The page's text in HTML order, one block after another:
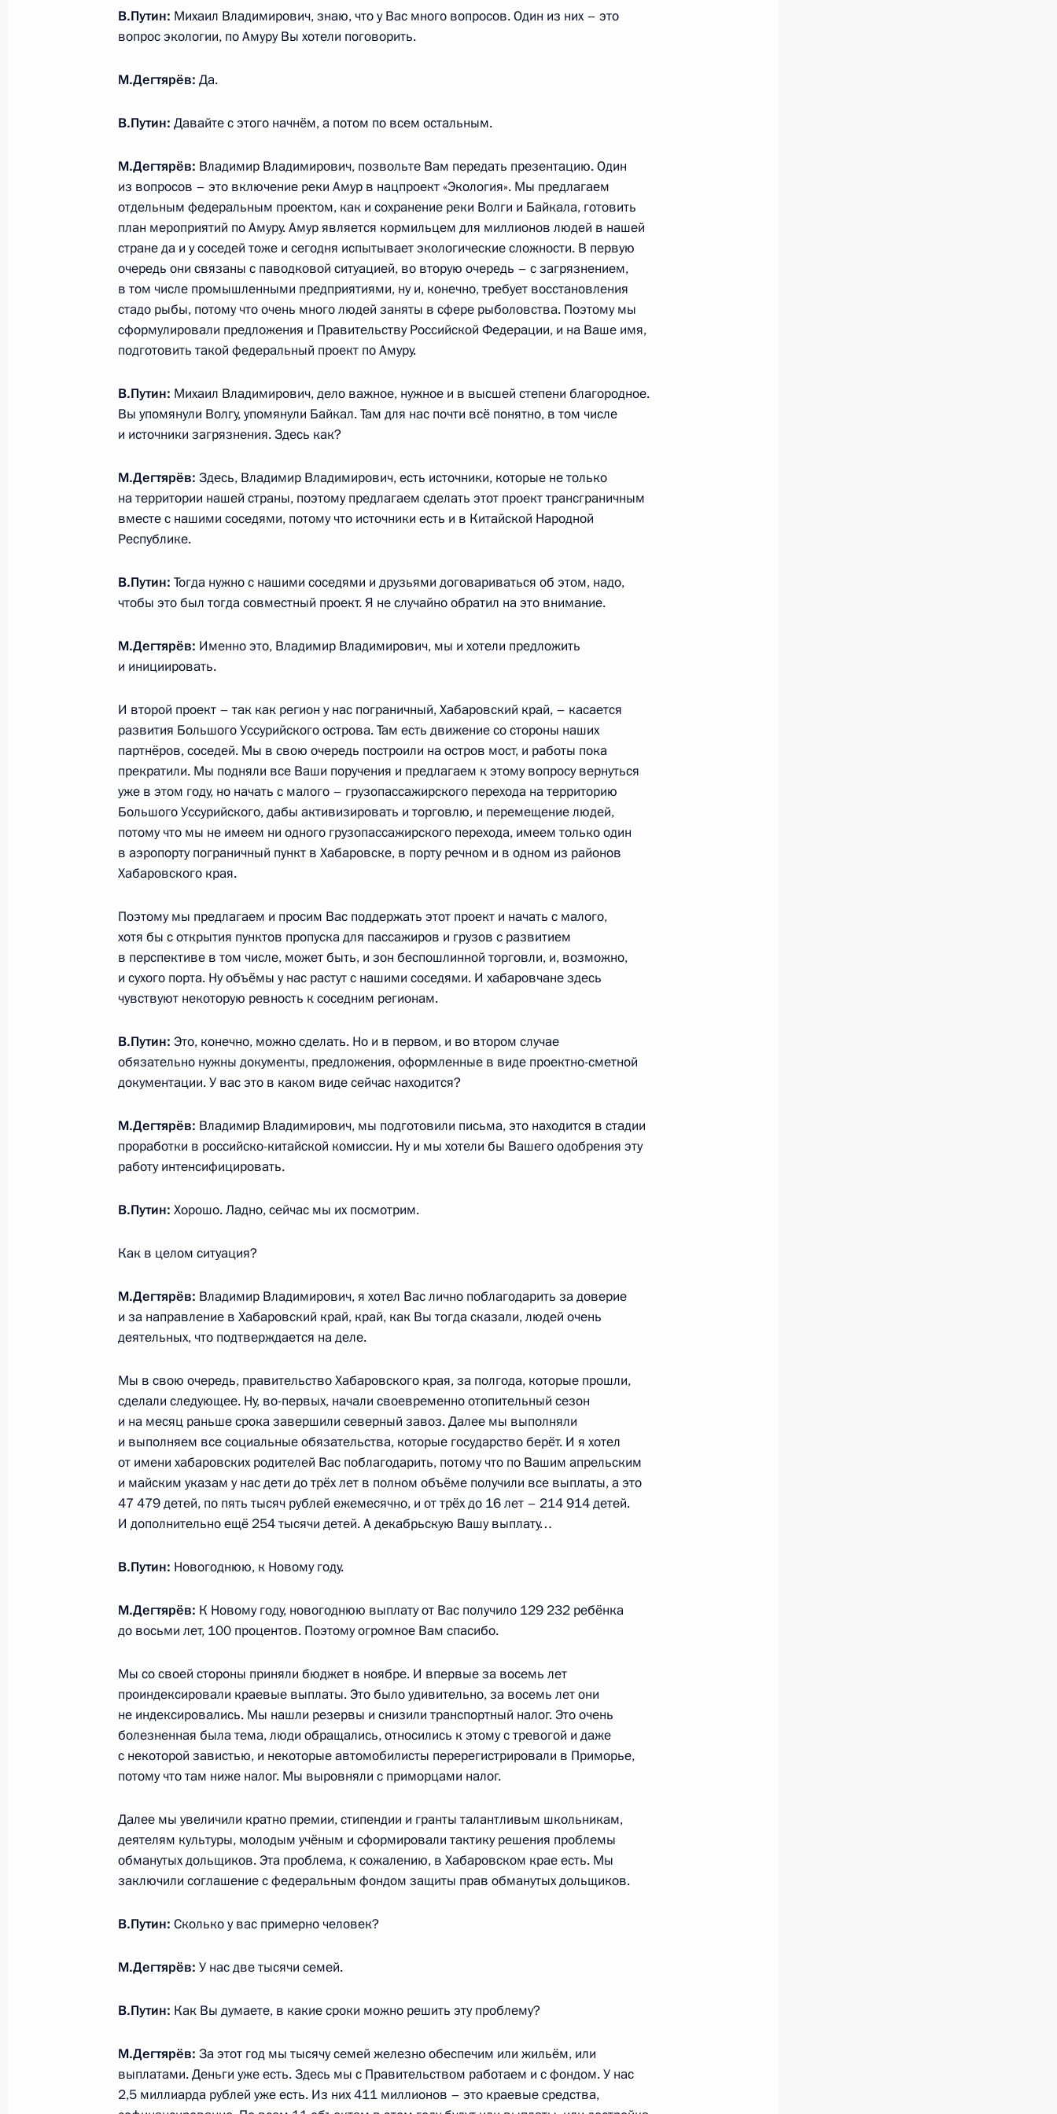
22 февраля 2021 года, понедельник
22 февраля 2021 года, 15:30
20 февраля 2021 года, суббота
24 февраля состоятся российско-киргизские переговоры
20 февраля 2021 года, 12:00
Встреча с главой «Роскосмоса» Дмитрием Рогозиным
20 февраля 2021 года, 10:00 Москва, Кремль
3
19 февраля 2021 года, пятница
Телефонный разговор с Президентом Венесуэлы Николасом
Мадуро
19 февраля 2021 года, 18:00
22 февраля в Сочи состоятся российско-белорусские переговоры
Встреча с директором Федеральной службы по финансовому
мониторингу Юрием Чиханчиным
18 февраля 2021 года, четверг
Телефонный разговор с Президентом Турции Реджепом Тайипом
Эрдоганом
18 февраля 2021 года, 16:05
Совещание с постоянными членами Совета Безопасности
18 февраля 2021 года, 13:40 Московская область, Ново-Огарёво
Жомартом Токаевым
18 февраля 2021 года, 13:10
Соболезнования в связи с кончиной Андрея Мягкова
18 февраля 2021 года, 13:05
Бенитесом
17 февраля 2021 года, 18:35
Телефонный разговор с Премьер-министром Армении Николом
Пашиняном
17 февраля 2021 года, 18:10
Встреча с руководителями фракций Государственной Думы 5
16 февраля 2021 года, вторник
Михаилом Дегтярёвым
16 февраля 2021 года, 13:50 Москва, Кремль
15 февраля 2021 года, понедельник
Мухаммедом Бен Сальманом Аль Саудом
15 февраля 2021 года, 17:55
Встреча с главой компании «Роснефть» Игорем Сечиным
13 февраля 2021 года, суббота
Приветствие участникам Всероссийской массовой лыжной гонки
«Лыжня России»
13 февраля 2021 года, 09:00
В.Путин: Михаил Владимирович, знаю, что у Вас много вопросов. Один из них – это
вопрос экологии, по Амуру Вы хотели поговорить.
М.Дегтярёв: Да.
В.Путин: Давайте с этого начнём, а потом по всем остальным.
М.Дегтярёв: Владимир Владимирович, позвольте Вам передать презентацию. Один
из вопросов – это включение реки Амур в нацпроект «Экология». Мы предлагаем
отдельным федеральным проектом, как и сохранение реки Волги и Байкала, готовить
план мероприятий по Амуру. Амур является кормильцем для миллионов людей в нашей
стране да и у соседей тоже и сегодня испытывает экологические сложности. В первую
очередь они связаны с паводковой ситуацией, во вторую очередь – с загрязнением,
в том числе промышленными предприятиями, ну и, конечно, требует восстановления
стадо рыбы, потому что очень много людей заняты в сфере рыболовства. Поэтому мы
сформулировали предложения и Правительству Российской Федерации, и на Ваше имя,
подготовить такой федеральный проект по Амуру.
В.Путин: Михаил Владимирович, дело важное, нужное и в высшей степени благородное.
Вы упомянули Волгу, упомянули Байкал. Там для нас почти всё понятно, в том числе
и источники загрязнения. Здесь как?
М.Дегтярёв: Здесь, Владимир Владимирович, есть источники, которые не только
на территории нашей страны, поэтому предлагаем сделать этот проект трансграничным
вместе с нашими соседями, потому что источники есть и в Китайской Народной
Республике.
В.Путин: Тогда нужно с нашими соседями и друзьями договариваться об этом, надо,
чтобы это был тогда совместный проект. Я не случайно обратил на это внимание.
М.Дегтярёв: Именно это, Владимир Владимирович, мы и хотели предложить
и инициировать.
И второй проект – так как регион у нас пограничный, Хабаровский край, – касается
развития Большого Уссурийского острова. Там есть движение со стороны наших
партнёров, соседей. Мы в свою очередь построили на остров мост, и работы пока
прекратили. Мы подняли все Ваши поручения и предлагаем к этому вопросу вернуться
уже в этом году, но начать с малого – грузопассажирского перехода на территорию
Большого Уссурийского, дабы активизировать и торговлю, и перемещение людей,
потому что мы не имеем ни одного грузопассажирского перехода, имеем только один
в аэропорту пограничный пункт в Хабаровске, в порту речном и в одном из районов
Хабаровского края.
Поэтому мы предлагаем и просим Вас поддержать этот проект и начать с малого,
хотя бы с открытия пунктов пропуска для пассажиров и грузов с развитием
в перспективе в том числе, может быть, и зон беспошлинной торговли, и, возможно,
и сухого порта. Ну объёмы у нас растут с нашими соседями. И хабаровчане здесь
чувствуют некоторую ревность к соседним регионам.
В.Путин: Это, конечно, можно сделать. Но и в первом, и во втором случае
обязательно нужны документы, предложения, оформленные в виде проектно-сметной
документации. У вас это в каком виде сейчас находится?
М.Дегтярёв: Владимир Владимирович, мы подготовили письма, это находится в стадии
проработки в российско-китайской комиссии. Ну и мы хотели бы Вашего одобрения эту
работу интенсифицировать.
В.Путин: Хорошо. Ладно, сейчас мы их посмотрим.
Как в целом ситуация?
М.Дегтярёв: Владимир Владимирович, я хотел Вас лично поблагодарить за доверие
и за направление в Хабаровский край, край, как Вы тогда сказали, людей очень
деятельных, что подтверждается на деле.
Мы в свою очередь, правительство Хабаровского края, за полгода, которые прошли,
сделали следующее. Ну, во-первых, начали своевременно отопительный сезон
и на месяц раньше срока завершили северный завоз. Далее мы выполняли
и выполняем все социальные обязательства, которые государство берёт. И я хотел
от имени хабаровских родителей Вас поблагодарить, потому что по Вашим апрельским
и майским указам у нас дети до трёх лет в полном объёме получили все выплаты, а это
47 479 детей, по пять тысяч рублей ежемесячно, и от трёх до 16 лет – 214 914 детей.
И дополнительно ещё 254 тысячи детей. А декабрьскую Вашу выплату…
В.Путин: Новогоднюю, к Новому году.
М.Дегтярёв: К Новому году, новогоднюю выплату от Вас получило 129 232 ребёнка
до восьми лет, 100 процентов. Поэтому огромное Вам спасибо.
Мы со своей стороны приняли бюджет в ноябре. И впервые за восемь лет
проиндексировали краевые выплаты. Это было удивительно, за восемь лет они
не индексировались. Мы нашли резервы и снизили транспортный налог. Это очень
болезненная была тема, люди обращались, относились к этому с тревогой и даже
с некоторой завистью, и некоторые автомобилисты перерегистрировали в Приморье,
потому что там ниже налог. Мы выровняли с приморцами налог.
Далее мы увеличили кратно премии, стипендии и гранты талантливым школьникам,
деятелям культуры, молодым учёным и сформировали тактику решения проблемы
обманутых дольщиков. Эта проблема, к сожалению, в Хабаровском крае есть. Мы
заключили соглашение с федеральным фондом защиты прав обманутых дольщиков.
В.Путин: Сколько у вас примерно человек?
М.Дегтярёв: У нас две тысячи семей.
В.Путин: Как Вы думаете, в какие сроки можно решить эту проблему?
М.Дегтярёв: За этот год мы тысячу семей железно обеспечим или жильём, или
выплатами. Деньги уже есть. Здесь мы с Правительством работаем и с фондом. У нас
2,5 миллиарда рублей уже есть. Из них 411 миллионов – это краевые средства,